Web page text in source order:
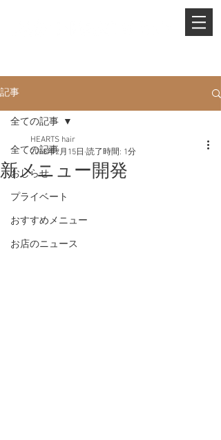
記事
全ての記事
おしらせ
プライベート
おすすめメニュー
お店のニュース
全ての記事
新メニュー開発
HEARTS hair
2018年2月15日 読了時間: 1分